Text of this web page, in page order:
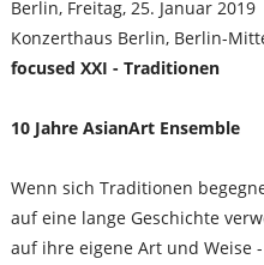
Berlin, Freitag, 25. Januar 2019
Konzerthaus Berlin, Berlin-
focused XXI - Traditionen
10 Jahre AsianArt Ensemble
Wenn sich Traditionen
auf eine lange Geschichte
auf ihre eigene Art und Weise